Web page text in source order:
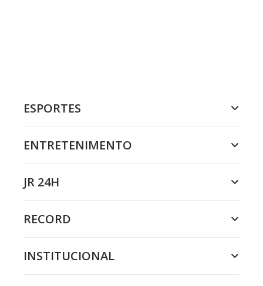
ESPORTES
ENTRETENIMENTO
JR 24H
RECORD
INSTITUCIONAL